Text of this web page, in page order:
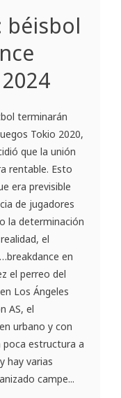
béisbol
terminarán
Tokio 2020,
que la unión
rentable. Esto
era previsible
de jugadores
la determinación
el
en
el perreo del
Los Ángeles
AS, el
urbano y con
estructura a
hay varias
campe...